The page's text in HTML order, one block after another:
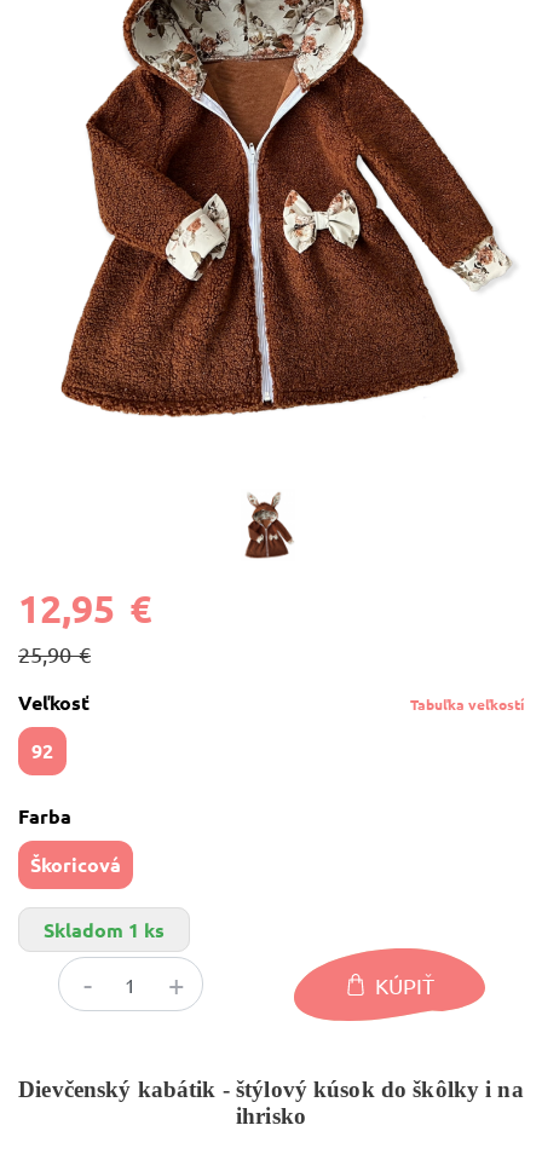
Veľkosť
92
Farba
Škoricová
Skladom 1 ks
Tabuľka veľkostí
12,95 €
25,90 €
KÚPIŤ
Dievčenský kabátik - štýlový kúsok do škôlky i na
ihrisko